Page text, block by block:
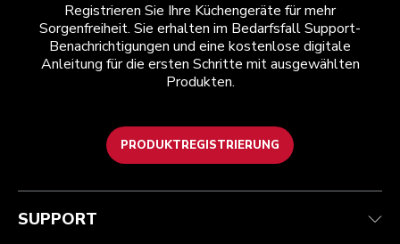
Registrieren Sie Ihre Küchengeräte für mehr
Sorgenfreiheit. Sie erhalten im Bedarfsfall Support-
Benachrichtigungen und eine kostenlose digitale
Anleitung für die ersten Schritte mit ausgewählten
Produkten.
PRODUKTREGISTRIERUNG
Kundenservice
Garantie und Dokumente
Kontaktieren Sie uns.
Teilnahmebedingungen
Rückgaben und Erstattungen
Impressum
Die Marke
Händlersuche
SUPPORT